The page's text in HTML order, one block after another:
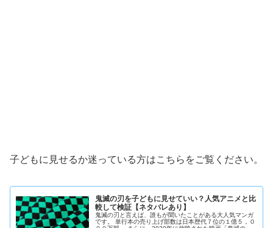
子どもに見せるか迷っている方はこちらをご覧ください。
鬼滅の刃を子どもに見せていい？人気アニメと比
較して検証【ネタバレあり】
鬼滅の刃と言えば、誰もが聞いたことがある大人気マンガ
です。 単行本の売り上げ部数は日本歴代７位の１億５，０